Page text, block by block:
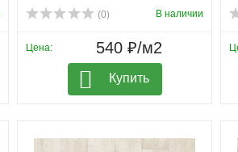
(0) В наличии
Цена: 540 ₽/м2
Купить